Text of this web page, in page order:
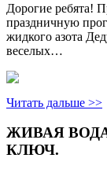
Дорогие ребята!
праздничную
жидкого азота
веселых…
Читать дальше >>
ЖИВАЯ
КЛЮЧ.